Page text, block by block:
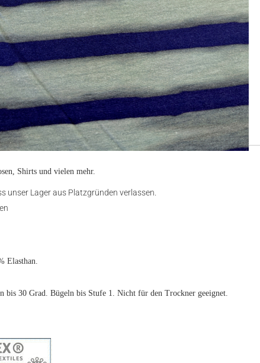
KUNDENREZENSIONEN
Shirts und vielen mehr.
unser Lager aus Platzgründen verlassen.
Elasthan.
bis 30 Grad. Bügeln bis Stufe 1. Nicht für den Trockner geeignet.